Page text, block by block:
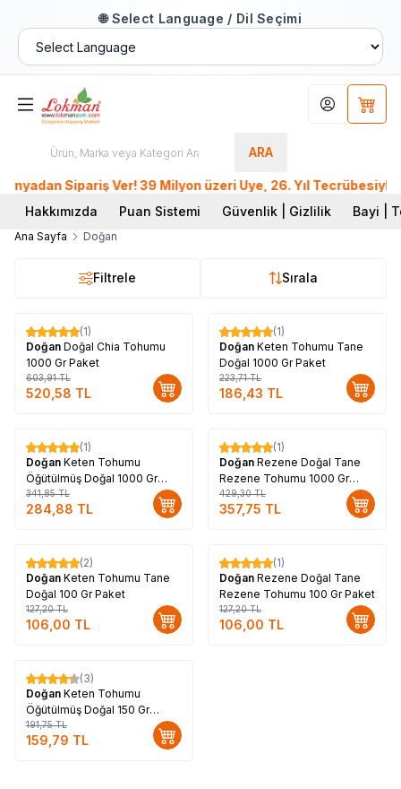
🌐 Select Language / Dil Seçimi
ARA
Hesabım
Sipariş Ver! 39 Milyon üzeri Üye, 26. Yıl
Hakkımızda
Puan Sistemi Güvenlik | Gizlilik Bayi |
Ana Sayfa Doğan
Filtrele Sırala
%14
(1)
Doğan Doğal Chia Tohumu
1000 Gr Paket
603,91TL
520,58 TL
%17
(1)
Doğan Keten Tohumu Tane
Doğal 1000 Gr Paket
223,71TL
186,43 TL
%17
(1)
Doğan Keten Tohumu
Öğütülmüş Doğal 1000 Gr
Paket
341,85TL
284,88 TL
%17
(1)
Doğan Rezene Doğal Tane
Rezene Tohumu 1000 Gr
Paket
429,30TL
357,75 TL
%17
(2)
Doğan Keten Tohumu Tane
Doğal 100 Gr Paket
127,20TL
106,00 TL
%17
(1)
Doğan Rezene Doğal Tane
Rezene Tohumu 100 Gr Paket
127,20TL
106,00 TL
%17
(3)
Doğan Keten Tohumu
Öğütülmüş Doğal 150 Gr
Teneke Kutu
191,75TL
159,79 TL